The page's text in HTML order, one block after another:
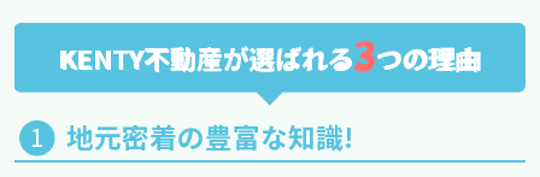
KENTY不動産が選ばれる3つの理由
地元密着の豊富な知識!